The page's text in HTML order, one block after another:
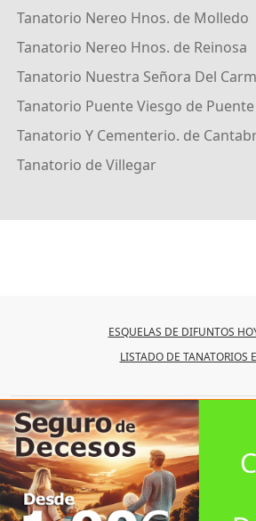
Tanatorio Nereo Hnos. de Molledo
Tanatorio Nereo Hnos. de Reinosa
Tanatorio Nuestra Señora Del
Tanatorio Puente Viesgo de
Tanatorio Y Cementerio. de
Tanatorio de Villegar
ESQUELAS DE DIFUNTOS
LISTADO DE TANATORIOS
© 2026iesquelas